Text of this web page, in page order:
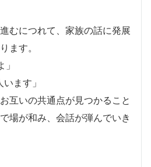
むにつれて、家族の話に発展
ます。
ます」
互いの共通点が見つかること
場が和み、会話が弾んでいき